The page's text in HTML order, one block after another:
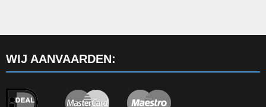
WIJ AANVAARDEN: